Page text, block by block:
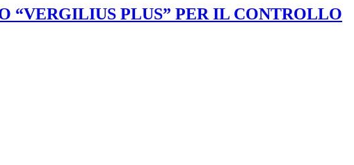
“VERGILIUS PLUS” PER IL CONTROLLO